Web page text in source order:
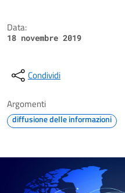
Data:
18 novembre 2019
Condividi
Argomenti
diffusione delle informazioni